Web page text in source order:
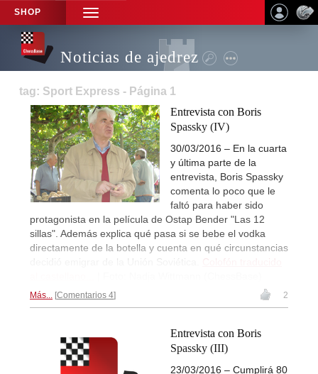
SHOP
TOGGLE
NAVIGATION
Noticias de ajedrez
tag: Sport Express - Página 1
Entrevista con Boris
Spassky (IV)
30/03/2016 – En la cuarta
y última parte de la
entrevista, Boris Spassky
comenta lo poco que le
faltó para haber sido
protagonista en la película de Ostap Bender "Las 12
sillas". Además explica qué pasa si se bebe el vodka
directamente de la botella y cuenta en qué circunstancias
decidió emigrar de la Unión Soviética.
Colofón traducido
Más... Comentarios 4 2
Entrevista con Boris
Spassky (III)
23/03/2016 – Cumplirá 80